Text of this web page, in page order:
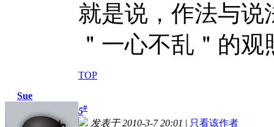
就是说，作法与说
＂一心不乱＂的
TOP
Sue
5#
发表于 2010-3-7 20:01 | 只看该作者